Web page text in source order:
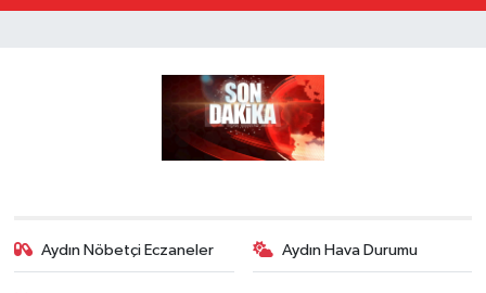
Aydın Nöbetçi Eczaneler Aydın Hava Durumu